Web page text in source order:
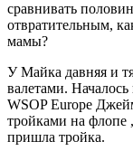
сравнивать
отвратительным,
мамы?
У Майка давняя и
валетами. Началось
WSOP Europe
тройками на флопе
пришла тройка.